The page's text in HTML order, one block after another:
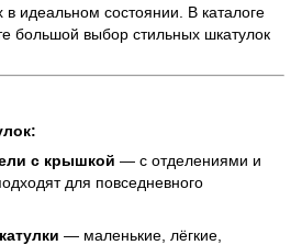
идеальном состоянии. В каталоге
большой выбор стильных шкатулок
с крышкой — с отделениями и
для повседневного
— маленькие, лёгкие,